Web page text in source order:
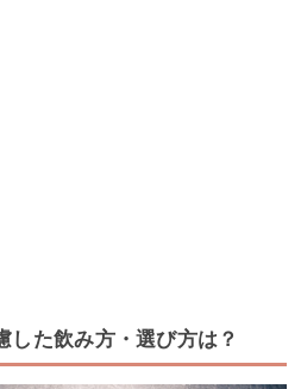
した飲み方・選び方は？